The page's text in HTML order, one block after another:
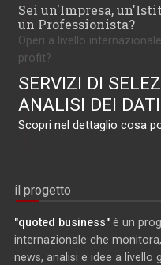
Sei un'Impresa,
un Professionista?
Operi a livello
profit?
SERVIZI DI
ANALISI DEI DATI
Scopri nel dettaglio cosa
il progetto
"quoted business" è un
internazionale che
news, analisi e idee a livello